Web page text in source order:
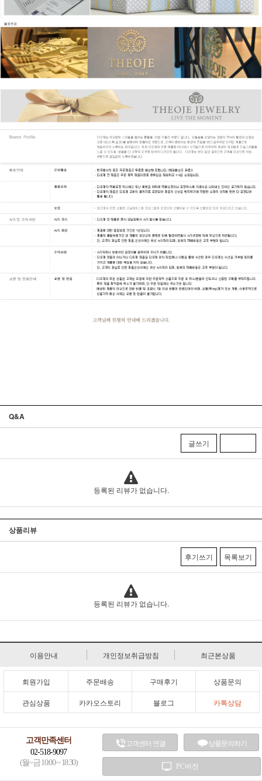
Q&A
글쓰기
등록된 리뷰가 없습니다.
상품리뷰
목록보기
후기쓰기
등록된 리뷰가 없습니다.
이용안내 개인정보취급방침 최근본상품
회원가입 주문배송 구매후기 상품문의
관심상품 카카오스토리 블로그 카톡상담
고객만족센터
02-518-9097
(월~금 10:00 ~ 18:30)
고객센터 연결 상품문의하기
PC버전